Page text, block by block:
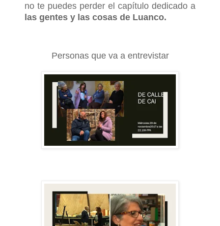
no te puedes perder el capítulo dedicado a
las gentes y las cosas de Luanco.
Personas que va a entrevistar